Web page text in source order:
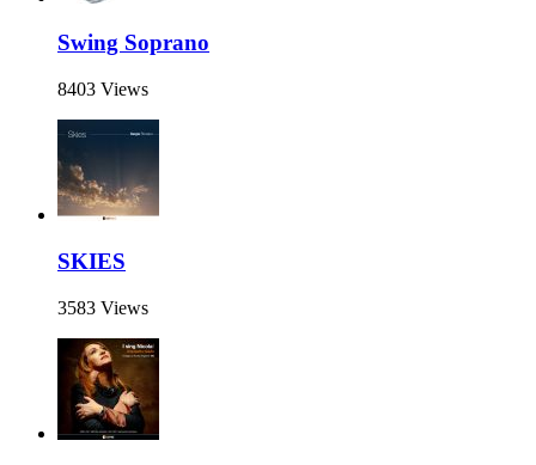
Swing Soprano
8403 Views
SKIES
3583 Views